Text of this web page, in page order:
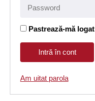
Pastrează-mă logat
Am uitat parola